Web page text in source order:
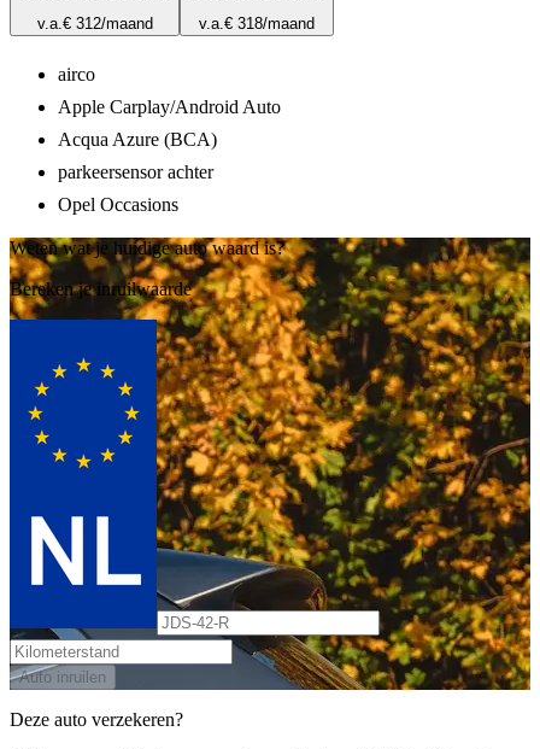
v.a.€ 312/maand
v.a.€ 318/maand
airco
Apple Carplay/Android Auto
Acqua Azure (BCA)
parkeersensor achter
Opel Occasions
Weten wat je huidige auto waard is?
Bereken je inruilwaarde
Auto inruilen
Deze auto verzekeren?